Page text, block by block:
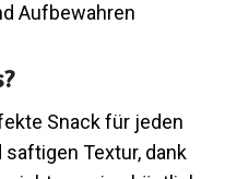
Aufbewahren
Snack für jeden
Textur, dank